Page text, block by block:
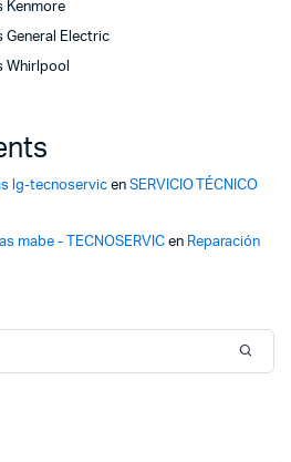
Kenmore
General Electric
Whirlpool
lg-tecnoservicen SERVICIO TÉCNICO
mabe - TECNOSERVICen Reparación